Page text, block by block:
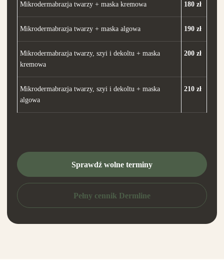
Mikrodermabrazja twarzy + maska kremowa 180 zł
Mikrodermabrazja twarzy + maska algowa 190 zł
Mikrodermabrazja twarzy, szyi i dekoltu + maska
kremowa
200 zł
Mikrodermabrazja twarzy, szyi i dekoltu + maska
algowa
210 zł
Sprawdź wolne terminy
Pełny cennik Dermline